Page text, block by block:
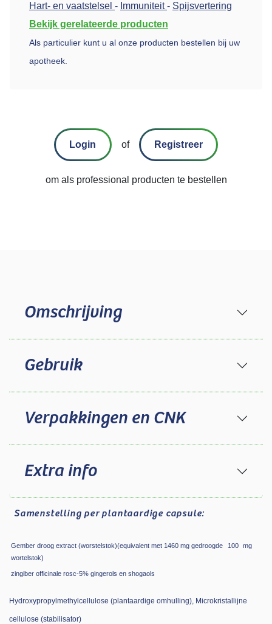
Hart- en vaatstelsel - Immuniteit - Spijsvertering
Bekijk gerelateerde producten
Als particulier kunt u al onze producten bestellen bij uw
apotheek.
Login of Registreer
om als professional producten te bestellen
Omschrijving
Gebruik
Verpakkingen en CNK
Extra info
Samenstelling per plantaardige capsule:
Gember droog extract (worstelstok)(equivalent met 1460 mg gedroogde
wortelstok)
100 mg
zingiber officinale rosc-5% gingerols en shogaols
Hydroxypropylmethylcellulose (plantaardige omhulling), Microkristallijne
cellulose (stabilisator)